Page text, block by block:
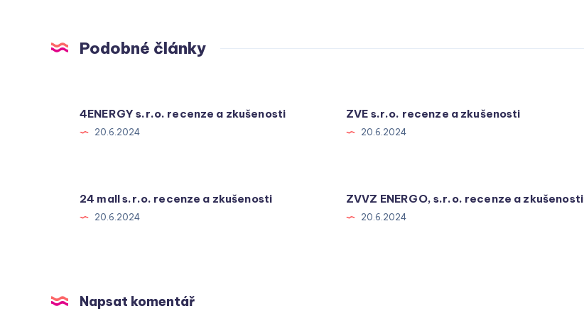
Podobné články
4ENERGY s.r.o. recenze a zkušenosti
20.6.2024
ZVE s.r.o. recenze a zkušenosti
20.6.2024
24 mall s.r.o. recenze a zkušenosti
20.6.2024
ZVVZ ENERGO, s.r.o. recenze a zkušenosti
20.6.2024
Napsat komentář